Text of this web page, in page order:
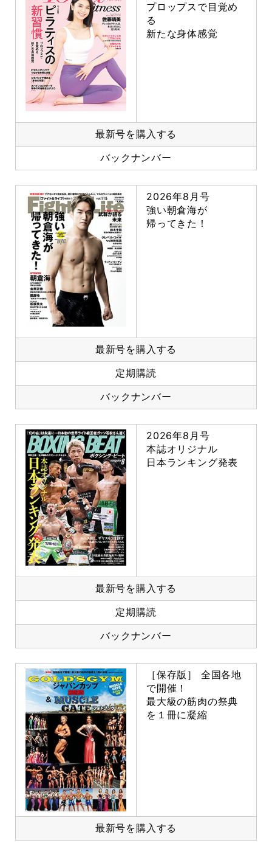
プロップスで目覚め
る
新たな身体感覚
最新号を購入する
バックナンバー
2026年8月号
強い朝倉海が
帰ってきた！
最新号を購入する
定期購読
バックナンバー
2026年8月号
本誌オリジナル
日本ランキング発表
最新号を購入する
定期購読
バックナンバー
［保存版］ 全国各地
で開催！
最大級の筋肉の祭典
を１冊に凝縮
最新号を購入する